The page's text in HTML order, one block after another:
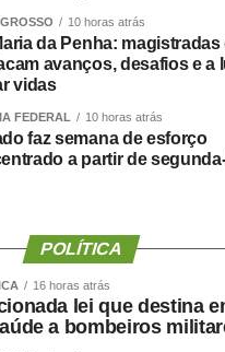
no Instituto Selecon e
foi conduzido.
também agradeço ao
fato, fizemos um concurso
que o Juca nos deu
Juca reforçou a
público por meio de
10 horas atrás
da Penha: magistradas
avanços, desafios e a
vidas
FEDERAL 10 horas atrás
faz semana de esforço
a partir de
POLÍTICA
16 horas atrás
lei que destina
a bombeiros